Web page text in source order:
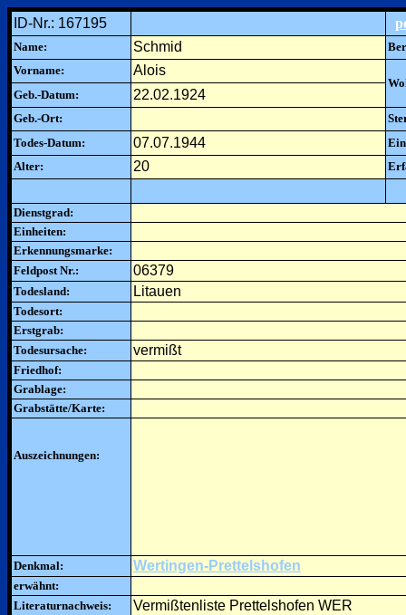
ID-Nr.: 167195
Name: Schmid
Vorname:
Alois
Geb.-Datum:
22.02.1924
Geb.-Ort:
Todes-Datum:
07.07.1944
Alter:
20
Dienstgrad:
Einheiten:
Erkennungsmarke:
Feldpost Nr.:
06379
Todesland: Litauen
Todesort:
Erstgrab:
Todesursache:
vermißt
Friedhof:
Grablage:
Grabstätte/Karte:
Auszeichnungen:
Denkmal: Wertingen-Prettelshofen
erwähnt:
Literaturnachweis:
Vermißtenliste Prettelshofen WER